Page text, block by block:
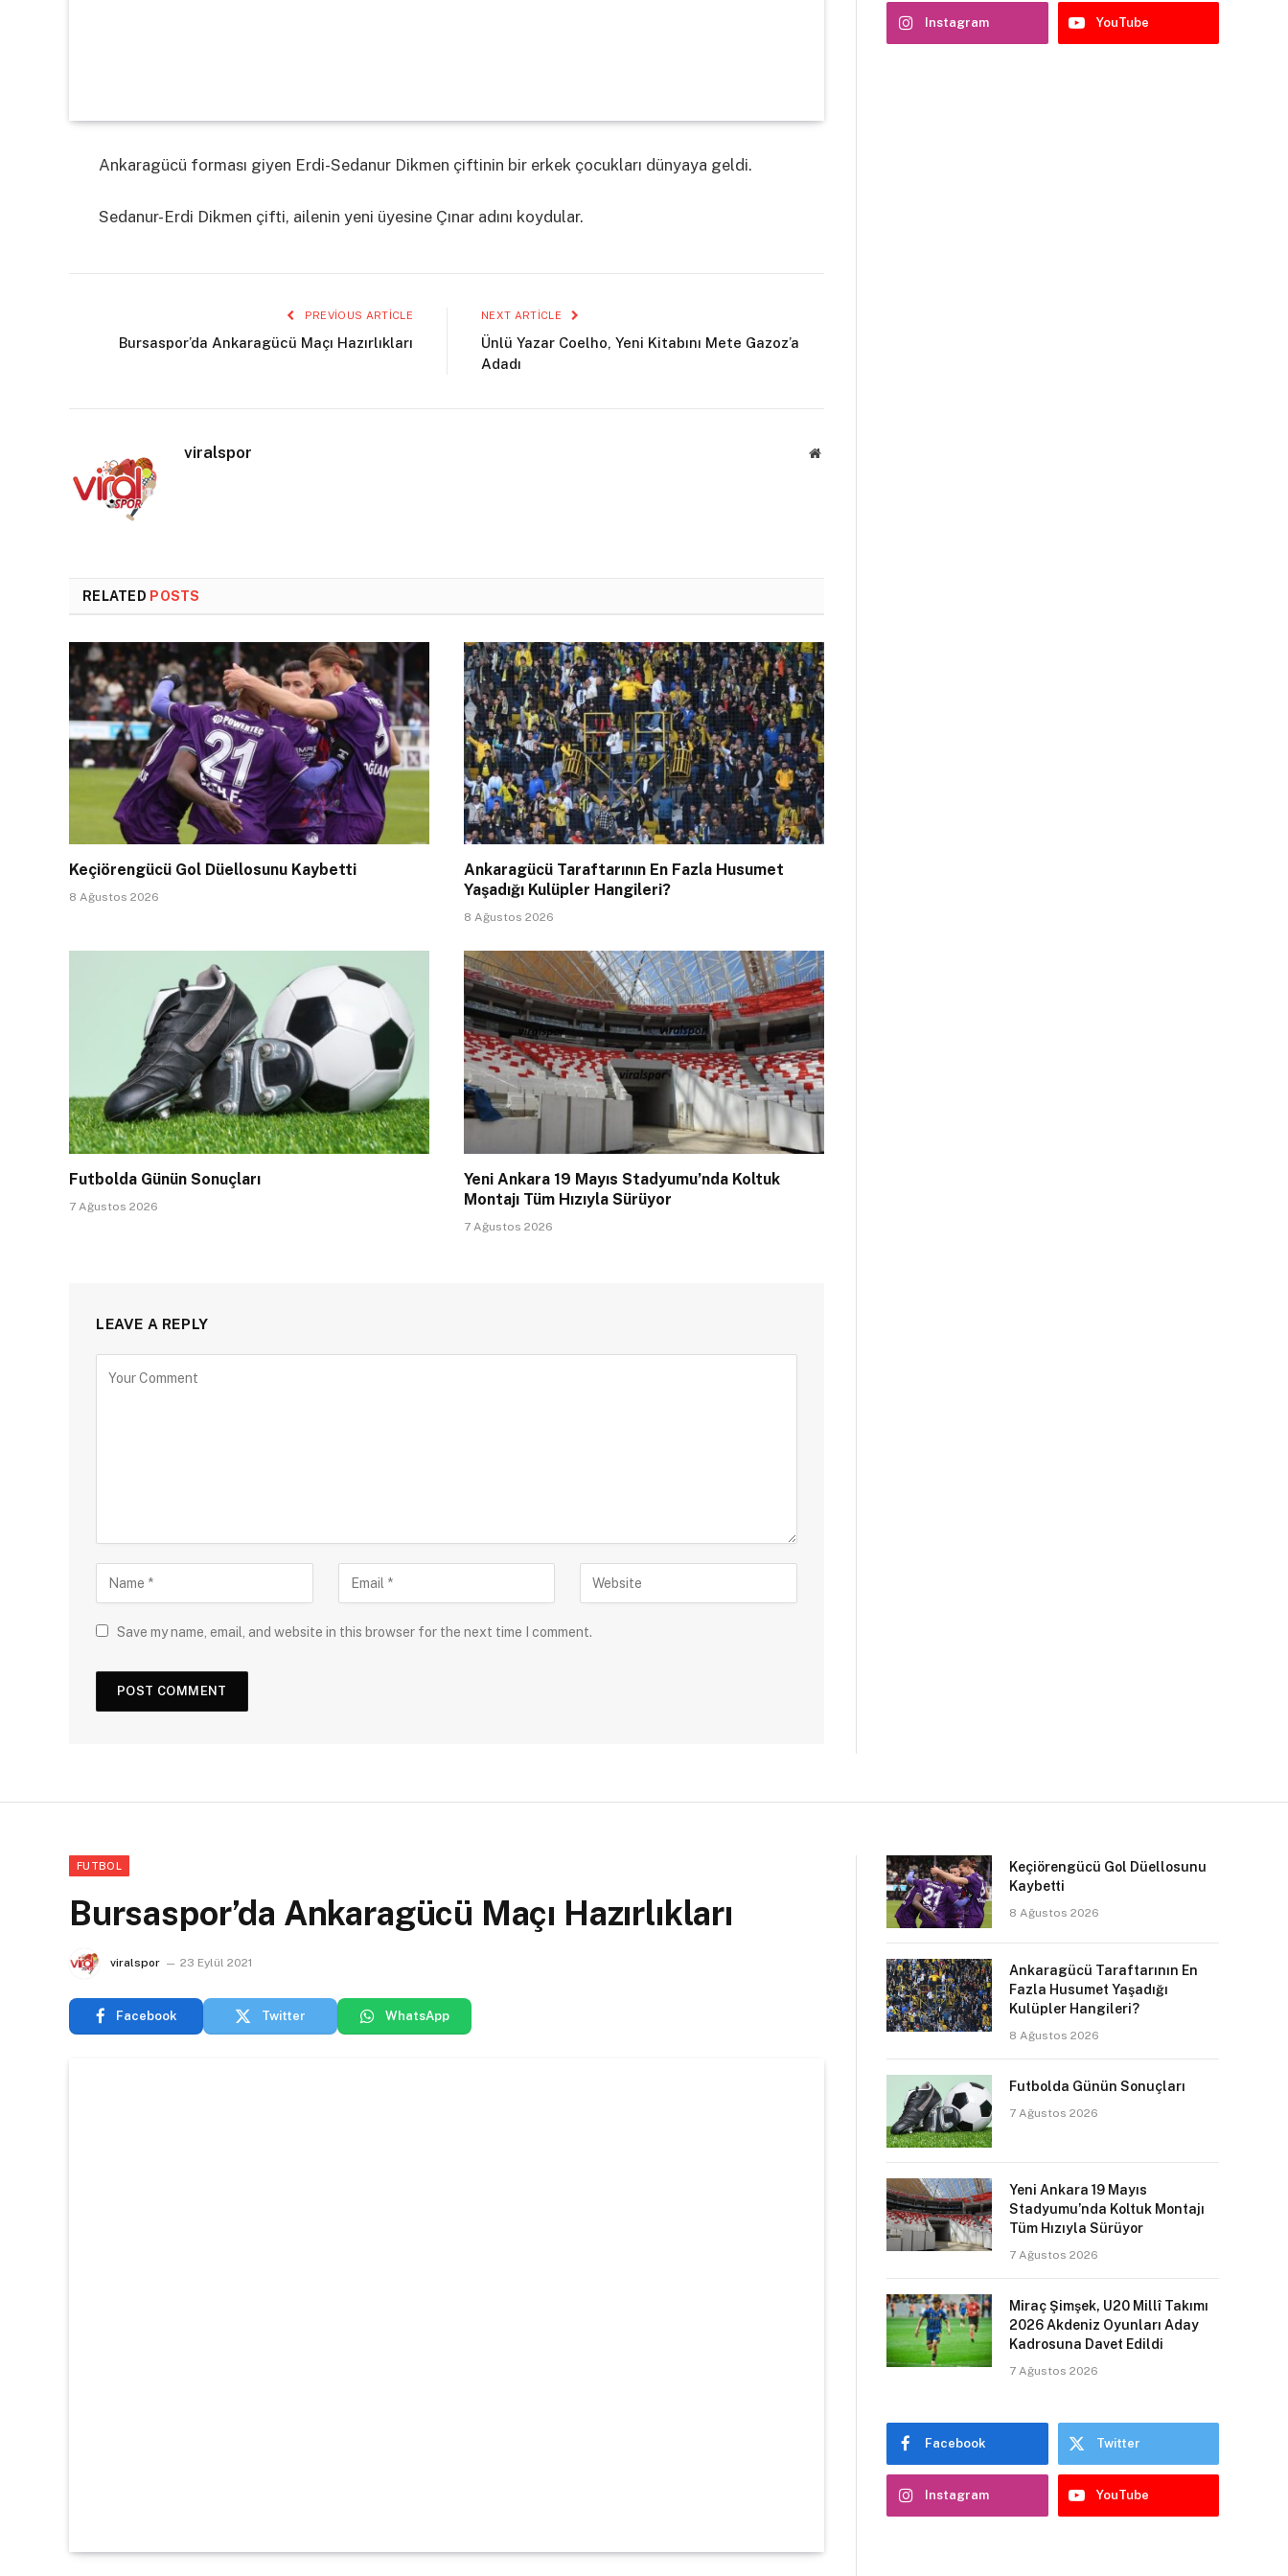
Ankaragücü forması giyen Erdi-Sedanur Dikmen çiftinin bir erkek çocukları dünyaya geldi.
Sedanur-Erdi Dikmen çifti, ailenin yeni üyesine Çınar adını koydular.
PREVIOUS ARTICLE
Bursaspor’da Ankaragücü Maçı Hazırlıkları
NEXT ARTICLE
Ünlü Yazar Coelho, Yeni Kitabını Mete Gazoz’a
Adadı
viralspor Website
RELATED POSTS
Keçiörengücü Gol Düellosunu Kaybetti
8 Ağustos 2026
Ankaragücü Taraftarının En Fazla Husumet
Yaşadığı Kulüpler Hangileri?
8 Ağustos 2026
Futbolda Günün Sonuçları
7 Ağustos 2026
Yeni Ankara 19 Mayıs Stadyumu’nda Koltuk
Montajı Tüm Hızıyla Sürüyor
7 Ağustos 2026
LEAVE A REPLY
Save my name, email, and website in this browser for the next time I comment.
Instagram YouTube
FUTBOL
Bursaspor’da Ankaragücü Maçı Hazırlıkları
viralspor 23 Eylül 2021
Facebook Twitter WhatsApp
Keçiörengücü Gol Düellosunu
Kaybetti
8 Ağustos 2026
Ankaragücü Taraftarının En
Fazla Husumet Yaşadığı
Kulüpler Hangileri?
8 Ağustos 2026
Futbolda Günün Sonuçları
7 Ağustos 2026
Yeni Ankara 19 Mayıs
Stadyumu’nda Koltuk Montajı
Tüm Hızıyla Sürüyor
7 Ağustos 2026
Miraç Şimşek, U20 Millî Takımı
2026 Akdeniz Oyunları Aday
Kadrosuna Davet Edildi
7 Ağustos 2026
Facebook Twitter
Instagram YouTube